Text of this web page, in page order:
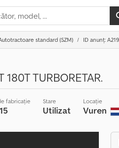
standard (SZM) ID anunț:
180T TURBORETAR.
fabricație Stare
Utilizat
Locație
Vuren